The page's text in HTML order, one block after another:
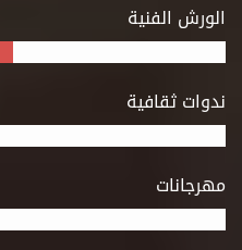
الورش الفنية
ندوات ثقافية
مهرجانات